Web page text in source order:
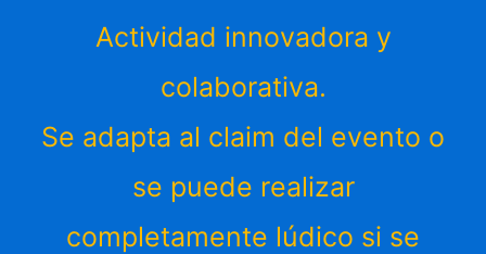
Actividad innovadora y
colaborativa.
Se adapta al claim del evento o
se puede realizar
completamente lúdico si se